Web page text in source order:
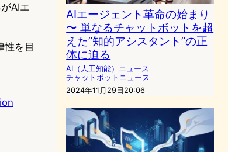
AIエ
性を目
AIエージェント革命の始まり
〜 単なるチャットボットを超
えた”知的アシスタント”の正
体に迫る
AI（人工知能）ニュース ｜
チャットボットニュース
2024年11月29日20:06